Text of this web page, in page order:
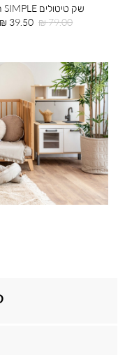
שק טיטולים SIMPLE חום
מחיר
39.50 ₪
מחיר
79.00 ₪
|
תמונת
רוחב
keep
it
simple
(79)